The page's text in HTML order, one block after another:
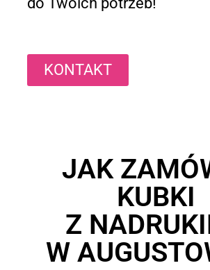
KONTAKT
JAK
KUBKI
Z
W